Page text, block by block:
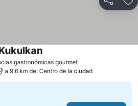
Compartir
gastronómicas gourmetVer precios
Ver precios
a 9.6 km de: Centro de la ciudad